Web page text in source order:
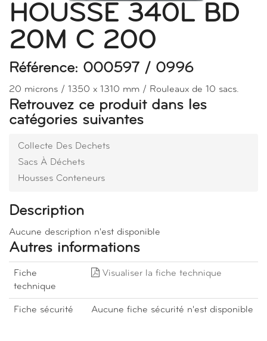
HOUSSE 340L BD
20M C 200
Référence: 000597 / 0996
20 microns / 1350 x 1310 mm / Rouleaux de 10 sacs.
Retrouvez ce produit dans les
catégories suivantes
Collecte Des Dechets
Sacs À Déchets
Housses Conteneurs
Description
Aucune description n'est disponible
Autres informations
Fiche
technique
Visualiser la fiche technique
Fiche sécurité Aucune fiche sécurité n'est disponible